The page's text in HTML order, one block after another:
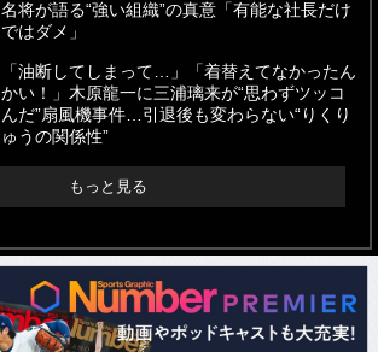
名将が語る“強い組織”の真意「有能な社長だけ
ではダメ」
「油断してしまって…」「着替えてなかったん
かい！」木原龍一に三浦璃来が“思わずツッコ
んだ”扇風機事件…引退後も変わらない“りくり
ゅうの関係性”
もっと見る